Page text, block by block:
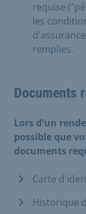
requise
les
remplies.
Documents
Lors d'un
possible que
documents
Carte
Historique